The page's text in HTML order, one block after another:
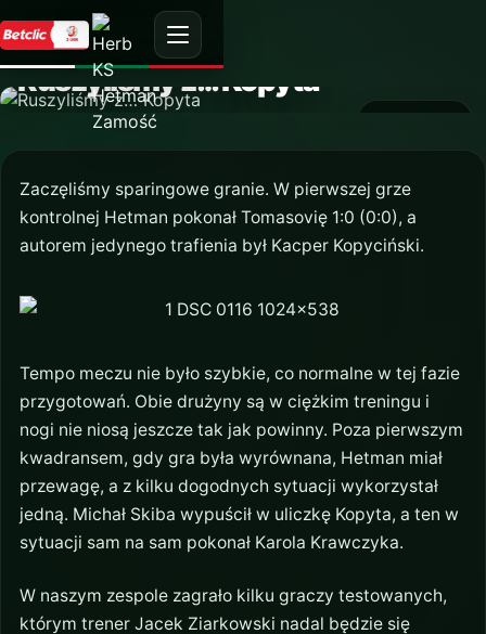
AKTUALNOŚĆ
Ruszyliśmy z… Kopyta
Zaczęliśmy sparingowe granie. W pierwszej grze
kontrolnej Hetman pokonał Tomasovię 1:0 (0:0), a
autorem jedynego trafienia był Kacper Kopyciński.
Tempo meczu nie było szybkie, co normalne w tej fazie
przygotowań. Obie drużyny są w ciężkim treningu i
nogi nie niosą jeszcze tak jak powinny. Poza pierwszym
kwadransem, gdy gra była wyrównana, Hetman miał
przewagę, a z kilku dogodnych sytuacji wykorzystał
jedną. Michał Skiba wypuścił w uliczkę Kopyta, a ten w
sytuacji sam na sam pokonał Karola Krawczyka.
W naszym zespole zagrało kilku graczy testowanych,
którym trener Jacek Ziarkowski nadal będzie się